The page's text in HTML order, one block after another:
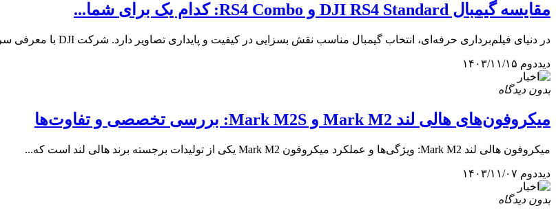
مقایسه گیمبال DJI RS4 Standard و RS4 Combo: کدام یک برای شما...
در دنیای فیلم‌برداری حرفه‌ای، انتخاب گیمبال مناسب نقش بسزایی در کیفیت و پایداری تصاویر دارد. شرکت DJI با معرفی سری...
دیددوم ۱۴۰۳/۱۱/۱۵
بدون دیدگاه
میکروفون‌های هالی لند Mark M2 و Mark M2S: بررسی تخصصی و تفاوت‌ها
میکروفون هالی لند Mark M2: ویژگی‌ها و عملکرد میکروفون Mark M2 یکی از تولیدات برجسته برند هالی لند است که...
دیددوم ۱۴۰۳/۱۱/۰۷
بدون دیدگاه